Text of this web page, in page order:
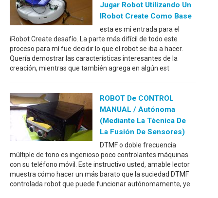
Jugar Robot Utilizando Un
IRobot Create Como Base
esta es mi entrada para el
iRobot Create desafío. La parte más difícil de todo este
proceso para mí fue decidir lo que el robot se iba a hacer.
Quería demostrar las características interesantes de la
creación, mientras que también agrega en algún est
ROBOT De CONTROL
MANUAL / Autónoma
(mediante La Técnica De
La Fusión De Sensores)
DTMF o doble frecuencia
múltiple de tono es ingenioso poco controlantes máquinas
con su teléfono móvil. Este instructivo usted, amable lector
muestra cómo hacer un más barato que la suciedad DTMF
controlada robot que puede funcionar autónomamente, ye